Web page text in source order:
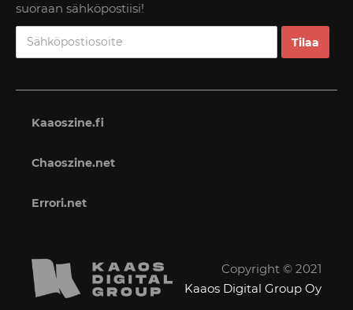
suoraan sähköpostiisi!
Kaaoszine.fi
Chaoszine.net
Errori.net
Copyright © 2021
Kaaos Digital Group Oy